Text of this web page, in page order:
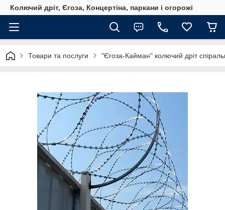
Колючий дріт, Єгоза, Концертіна, паркани і огорожі
Товари та послуги "Єгоза-Кайман" колючий дріт